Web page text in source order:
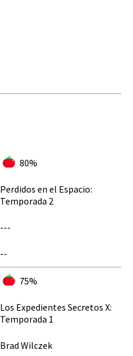
80%
Perdidos en el Espacio:
Temporada 2
---
--
75%
Los Expedientes Secretos X:
Temporada 1
Brad Wilczek